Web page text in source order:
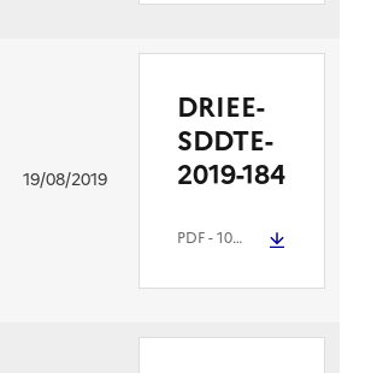
19/08/2019
DRIEE-
SDDTE-
2019-184
PDF- 101.7 kio